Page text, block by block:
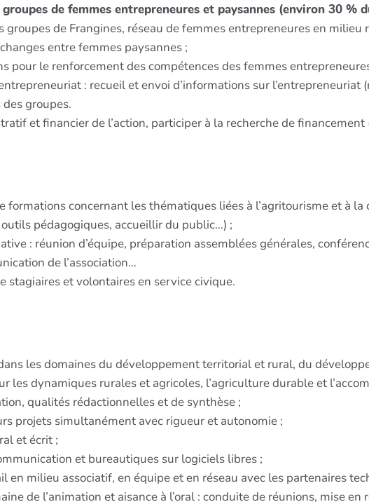
de femmes entrepreneures et paysannes (environ 30 %
groupes de Frangines, réseau de femmes entrepreneures en milieu
entre femmes paysannes ;
pour le renforcement des compétences des femmes
: recueil et envoi d’informations sur
groupes.
et financier de l’action, participer à la recherche de
formations concernant les thématiques liées à l’agritourisme et à
pédagogiques, accueillir du public…) ;
: réunion d’équipe, préparation assemblées générales,
de l’association…
stagiaires et volontaires en service civique.
les domaines du développement territorial et rural, du
les dynamiques rurales et agricoles, l’agriculture durable et
qualités rédactionnelles et de synthèse ;
projets simultanément avec rigueur et autonomie ;
et écrit ;
et bureautiques sur logiciels libres ;
en milieu associatif, en équipe et en réseau avec les partenaires
de l’animation et aisance à l’oral : conduite de réunions, mise en